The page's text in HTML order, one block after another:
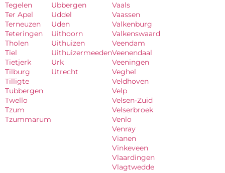
Tegelen
Ter Apel
Terneuzen
Teteringen
Tholen
Tiel
Tietjerk
Tilburg
Tilligte
Tubbergen
Twello
Tzum
Tzummarum
Ubbergen
Uddel
Uden
Uithoorn
Uithuizen
Uithuizermeeden
Urk
Utrecht
Vaals
Vaassen
Valkenburg
Valkenswaard
Veendam
Veenendaal
Veeningen
Veghel
Veldhoven
Velp
Velsen-Zuid
Velserbroek
Venlo
Venray
Vianen
Vinkeveen
Vlaardingen
Vlagtwedde